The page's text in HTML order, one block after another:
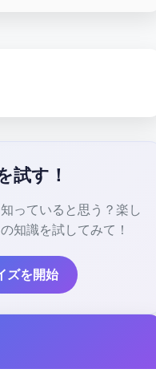
試す！
っていると思う？楽し
知識を試してみて！
ズを開始